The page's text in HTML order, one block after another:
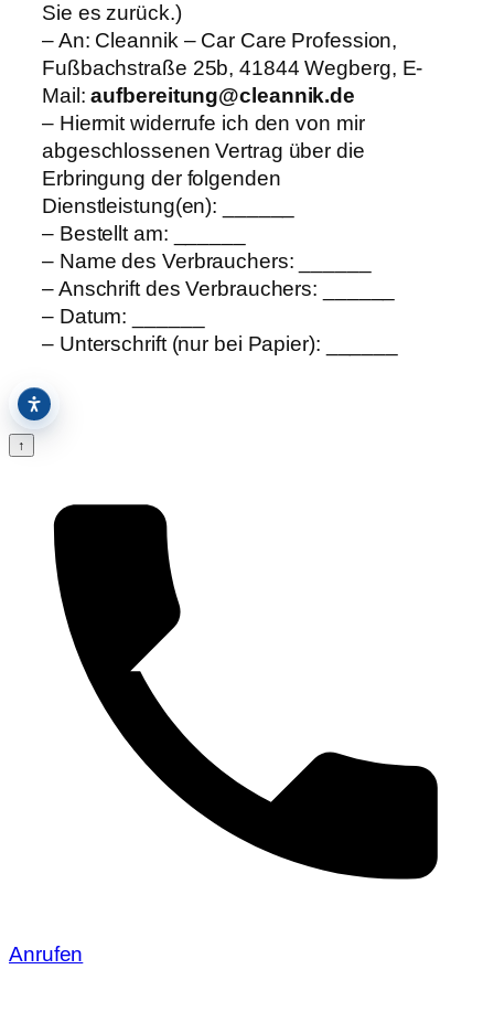
Sie es zurück.)
– An: Cleannik – Car Care Profession,
Fußbachstraße 25b, 41844 Wegberg, E-
Mail:aufbereitung@cleannik.de
– Hiermit widerrufe ich den von mir
abgeschlossenen Vertrag über die
Erbringung der folgenden
Dienstleistung(en): ______
– Bestellt am: ______
– Name des Verbrauchers: ______
– Anschrift des Verbrauchers: ______
– Datum: ______
– Unterschrift (nur bei Papier): ______
Barrierefreiheit
↑
Anrufen